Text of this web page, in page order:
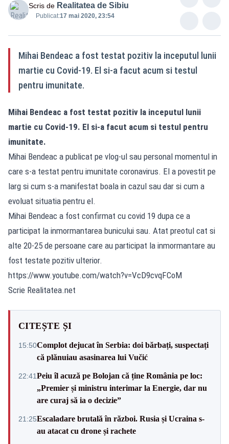
Scris de Realitatea de Sibiu
Publicat:17 mai 2020, 23:54
Mihai Bendeac a fost testat pozitiv la inceputul lunii
martie cu Covid-19. El si-a facut acum si testul
pentru imunitate.
Mihai Bendeac a fost testat pozitiv la inceputul lunii
martie cu Covid-19. El si-a facut acum si testul pentru
imunitate.
Mihai Bendeac a publicat pe vlog-ul sau personal momentul in
care s-a testat pentru imunitate coronavirus. El a povestit pe
larg si cum s-a manifestat boala in cazul sau dar si cum a
evoluat situatia pentru el.
Mihai Bendeac a fost confirmat cu covid 19 dupa ce a
participat la inmormantarea bunicului sau. Atat preotul cat si
alte 20-25 de persoane care au participat la inmormantare au
fost testate pozitiv ulterior.
https://www.youtube.com/watch?v=VcD9cvqFCoM
Scrie Realitatea.net
CITEȘTE ȘI
15:50Complot dejucat în Serbia: doi bărbați, suspectați
că plănuiau asasinarea lui Vučić
22:41Peiu îl acuză pe Bolojan că ține România pe loc:
„Premier și ministru interimar la Energie, dar nu
are curaj să ia o decizie”
21:25Escaladare brutală în război. Rusia și Ucraina s-
au atacat cu drone și rachete